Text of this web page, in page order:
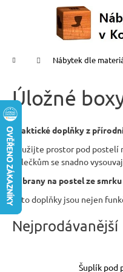
Domů Nábytek dle
Úložné
Praktické doplňky z
Využijte prostor pod postelí
kolečkům se snadno
Zábrany na postel ze smrku
Tyto doplňky jsou nejen
Nejprodávanější
Šuplík pod
Zpět
obchodu
Zpět
obchodu